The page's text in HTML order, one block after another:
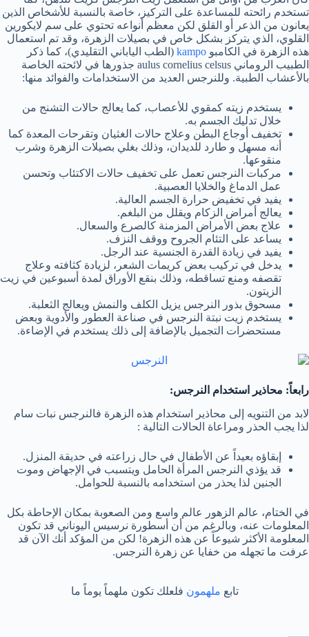
تستخدم رائحته للمساعدة على التركيز، خاصة بالنسبة للأشخاص الذين
يعانون من الذعر أو القلق لكن معظم أنواعه تحتوي على سم لايكورين
القلوي، الذي يتركز بشكل خاص في بصيلات الزهرة، وقد تم استعمال
هذه الزهرة في الكامبو kampo (الطب الياباني التقليدي)، كما ذكر
الطبيب الروماني aulus cornelius celsus جذورها في لائحته الخاصة
بالأعشاب الطبية. وللنرجس العديد من الاستخدامات والفوائد منها:
يستخدم زيته كمقوي للأعصاب، كما يعالج حالات التشنج من
خلال تدليك الجسم به.
تخفيف أوجاع البطن وعلاج حالات الغثيان وتقرحات المعدة كما
أنه مسهل و طارد للديدان، وذلك بغلي بصيلات الزهرة وشرب
منقوعها.
مركبات النرجس تعمل على تخفيف حالات الاكتئاب وتحسن
عمل الدماغ والخلايا العصبية.
يفيد في تخفيض حرارة الجسم العالية.
يعالج أمراض الزكام ويقلل من البلغم.
علاج بعض الأمراض المزمنة كالصرع والسعال.
يساعد على التئام الجروح ووقف النزف.
يفيد في زيادة القدرة الجنسية عند الرجل.
يدخل في تركيب بعض كريمات الشعر، لزيادة كثافته وعلاج
تقصفه ومنع تساقطه، وذلك بنقع الأوراق لمدة أسبوعين في زيت
الزيتون.
مسحوق بذور النرجس يزيل الكلف والنمش ويعالج الثعلبة.
يستخدم زيت نبتة النرجس في صناعة العطور والأدوية وبعض
مستحضرات التجميل بالإضافة إلى ذلك يستخدم في الإضاءة.
رابعاً: محاذير استخدام النرجس:
لابد من التنويه إلى محاذير استخدام هذه الزهرة فالنرجس نبات سام
لذا يجب الحذر ومراعاة الحالات التالية :
إبقاؤه بعيداً عن الأطفال في حال زراعته في حديقة المنزل.
قد يؤذي النرجس المرأة الحامل ويتسبب في الإجهاض وموت
الجنين لذا يحذر من استخدامه بالنسبة للحوامل.
في الختام، عالم الزهور عالم واسع ومن الصعوبة بمكان الإحاطة بكل
المعلومات عنه، وبالرغم من أن أسطورة نرسيس اليوناني قد تكون
المعلومة الأكثر شيوعاً عن هذه الزهرة! لكن من المؤكد أنك الآن قد
عرفت ما تجهله من خفايا عن زهرة النرجس.
تابع ملهمون فلعلك تكون ملهماً يوماً ما